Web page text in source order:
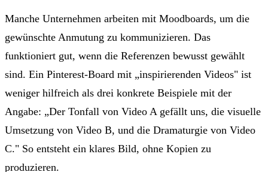
Manche Unternehmen arbeiten mit Moodboards, um die
gewünschte Anmutung zu kommunizieren. Das
funktioniert gut, wenn die Referenzen bewusst gewählt
sind. Ein Pinterest-Board mit „inspirierenden Videos" ist
weniger hilfreich als drei konkrete Beispiele mit der
Angabe: „Der Tonfall von Video A gefällt uns, die visuelle
Umsetzung von Video B, und die Dramaturgie von Video
C." So entsteht ein klares Bild, ohne Kopien zu
produzieren.